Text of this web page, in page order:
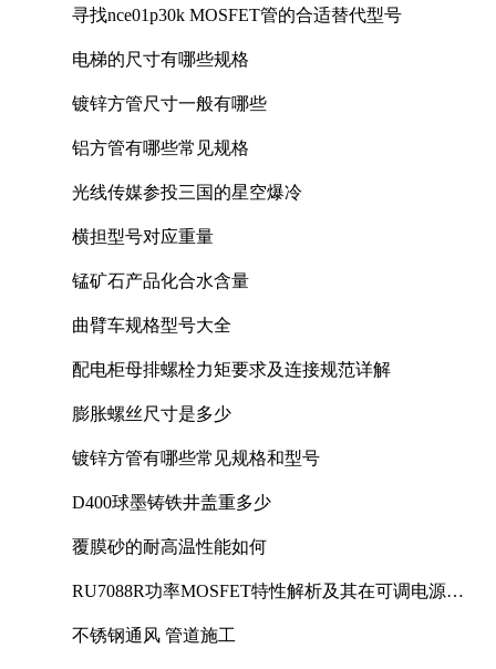
寻找nce01p30k MOSFET管的合适替代型号
电梯的尺寸有哪些规格
镀锌方管尺寸一般有哪些
铝方管有哪些常见规格
光线传媒参投三国的星空爆冷
横担型号对应重量
锰矿石产品化合水含量
曲臂车规格型号大全
配电柜母排螺栓力矩要求及连接规范详解
膨胀螺丝尺寸是多少
镀锌方管有哪些常见规格和型号
D400球墨铸铁井盖重多少
覆膜砂的耐高温性能如何
RU7088R功率MOSFET特性解析及其在可调电源设
不锈钢通风 管道施工